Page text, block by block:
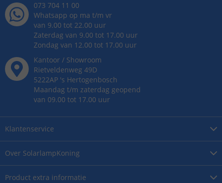
Over SolarlampKoning
Product extra informatie
Klantenservice
073 704 11 00
Whatsapp op ma t/m vr
van 9.00 tot 22.00 uur
Zaterdag van 9.00 tot 17.00 uur
Zondag van 12.00 tot 17.00 uur
Kantoor / Showroom
Rietveldenweg 49D
5222AP 's Hertogenbosch
Maandag t/m zaterdag geopend
van 09.00 tot 17.00 uur